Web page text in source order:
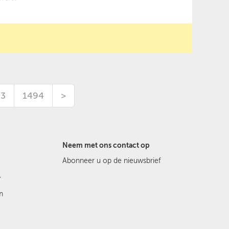
1494 >
Neem met ons contact op
Abonneer u op de nieuwsbrief